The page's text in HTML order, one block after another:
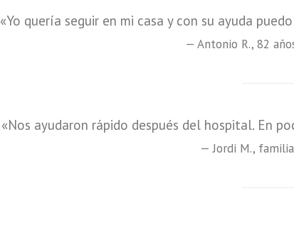
«Yo quería seguir en mi casa y con su ayuda
— Antonio R., 82
«Nos ayudaron rápido después del hospital. En
— Jordi M.,